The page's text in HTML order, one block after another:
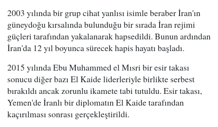
2003 yılında bir grup cihat yanlısı isimle beraber İran'ın
güneydoğu kırsalında bulunduğu bir sırada İran rejimi
güçleri tarafından yakalanarak hapsedildi. Bunun ardından
İran'da 12 yıl boyunca sürecek hapis hayatı başladı.
2015 yılında Ebu Muhammed el Mısri bir esir takası
sonucu diğer bazı El Kaide liderleriyle birlikte serbest
bırakıldı ancak zorunlu ikamete tabi tutuldu. Esir takası,
Yemen'de İranlı bir diplomatın El Kaide tarafından
kaçırılması sonrası gerçekleştirildi.